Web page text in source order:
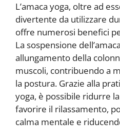
L’amaca yoga, oltre ad
divertente da utilizzare
offre numerosi benefici
La sospensione
allungamento della
muscoli, contribuendo a
la postura. Grazie alla
yoga, è possibile ridurre
favorire il rilassamento,
calma mentale e